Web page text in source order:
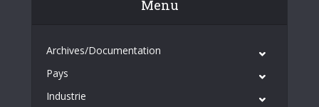
Menu
Archives/Documentation
Pays
Industrie